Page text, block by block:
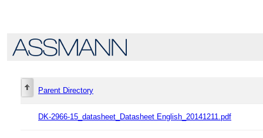
Parent Directory
DK-2966-15_datasheet_Datasheet English_20141211.pdf